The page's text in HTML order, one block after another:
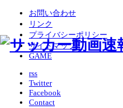
お問い合わせ
リンク
プライバシーポリシー
サイトマップ
GAME
rss
Twitter
Facebook
Contact